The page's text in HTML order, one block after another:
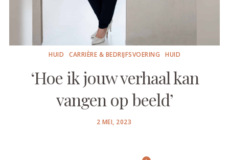
HUID CARRIÈRE & BEDRIJFSVOERING HUID
‘Hoe ik jouw verhaal kan
vangen op beeld’
POSTED
2 MEI, 2023